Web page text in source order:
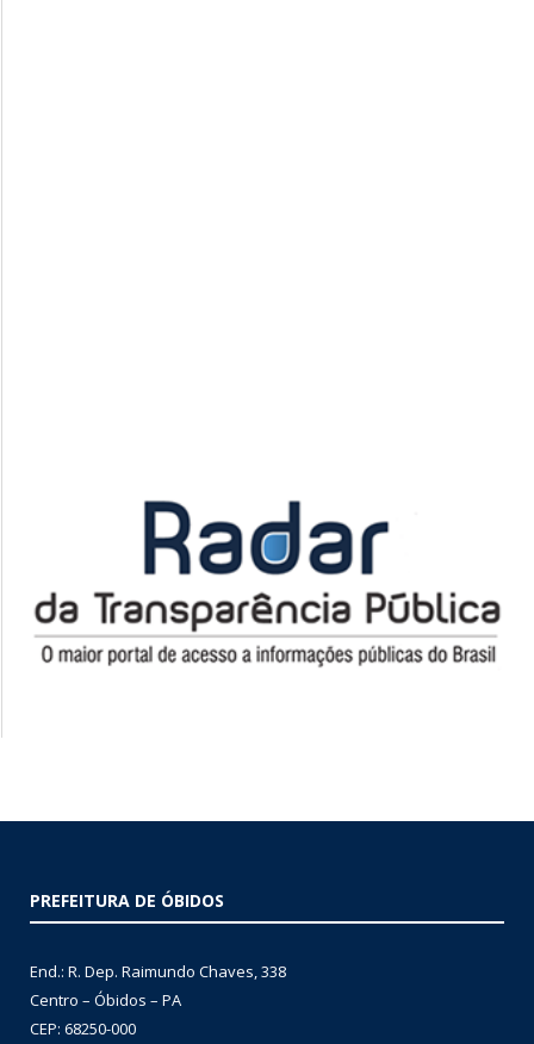
PREFEITURA DE ÓBIDOS
End.: R. Dep. Raimundo Chaves, 338
Centro – Óbidos – PA
CEP: 68250-000